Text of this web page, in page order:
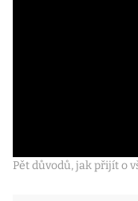
Pět důvodů, jak přijít o